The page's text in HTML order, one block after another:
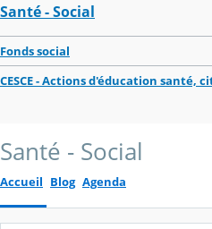
Santé - Social
Fonds social
CESCE - Actions d'éducation
Santé - Social
Accueil Blog Agenda